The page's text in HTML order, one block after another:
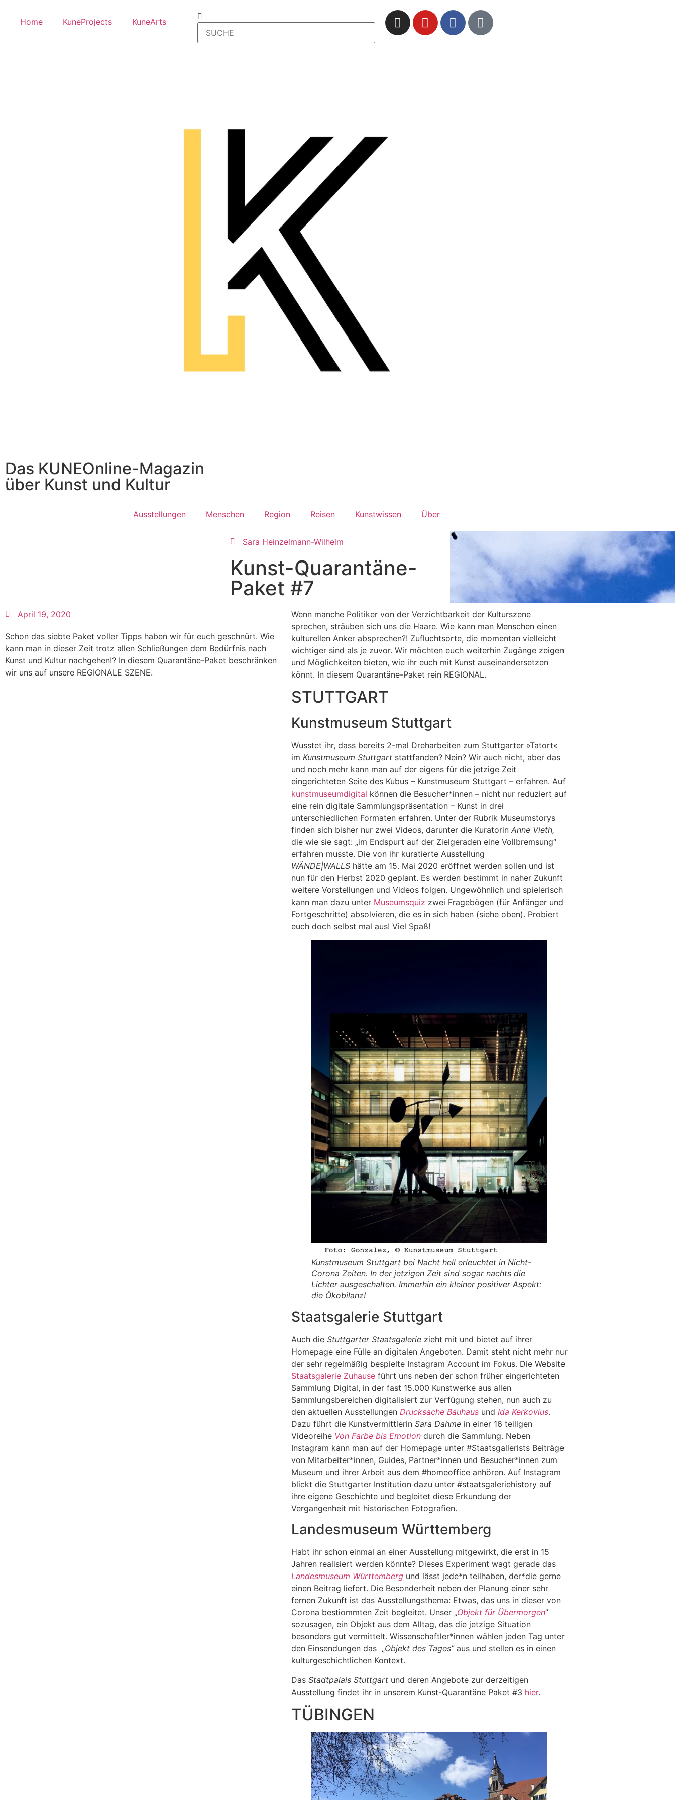
Home KuneProjects KuneArts
Das KUNEOnline-Magazin
über Kunst und Kultur
Ausstellungen Menschen Region Reisen Kunstwissen Über
Sara Heinzelmann-Wilhelm
Kunst-Quarantäne-
Paket #7
April 19, 2020
Schon das siebte Paket voller Tipps haben wir für euch geschnürt. Wie
kann man in dieser Zeit trotz allen Schließungen dem Bedürfnis nach
Kunst und Kultur nachgehen!? In diesem Quarantäne-Paket beschränken
wir uns auf unsere REGIONALE SZENE.
Wenn manche Politiker von der Verzichtbarkeit der Kulturszene
sprechen, sträuben sich uns die Haare. Wie kann man Menschen einen
kulturellen Anker absprechen?! Zufluchtsorte, die momentan vielleicht
wichtiger sind als je zuvor. Wir möchten euch weiterhin Zugänge zeigen
und Möglichkeiten bieten, wie ihr euch mit Kunst auseinandersetzen
könnt. In diesem Quarantäne-Paket rein REGIONAL.
STUTTGART
Kunstmuseum Stuttgart
Wusstet ihr, dass bereits 2-mal Dreharbeiten zum Stuttgarter »Tatort«
im Kunstmuseum Stuttgart stattfanden? Nein? Wir auch nicht, aber das
und noch mehr kann man auf der eigens für die jetzige Zeit
eingerichteten Seite des Kubus – Kunstmuseum Stuttgart – erfahren. Auf
kunstmuseumdigital können die Besucher*innen – nicht nur reduziert auf
eine rein digitale Sammlungspräsentation – Kunst in drei
unterschiedlichen Formaten erfahren. Unter der Rubrik Museumstorys
finden sich bisher nur zwei Videos, darunter die Kuratorin Anne Vieth,
die wie sie sagt: „im Endspurt auf der Zielgeraden eine Vollbremsung“
erfahren musste. Die von ihr kuratierte Ausstellung
WÄNDE|WALLS hätte am 15. Mai 2020 eröffnet werden sollen und ist
nun für den Herbst 2020 geplant. Es werden bestimmt in naher Zukunft
weitere Vorstellungen und Videos folgen. Ungewöhnlich und spielerisch
kann man dazu unter Museumsquiz zwei Fragebögen (für Anfänger und
Fortgeschritte) absolvieren, die es in sich haben (siehe oben). Probiert
euch doch selbst mal aus! Viel Spaß!
Kunstmuseum Stuttgart bei Nacht hell erleuchtet in Nicht-
Corona Zeiten. In der jetzigen Zeit sind sogar nachts die
Lichter ausgeschalten. Immerhin ein kleiner positiver Aspekt:
die Ökobilanz!
Staatsgalerie Stuttgart
Auch die Stuttgarter Staatsgalerie zieht mit und bietet auf ihrer
Homepage eine Fülle an digitalen Angeboten. Damit steht nicht mehr nur
der sehr regelmäßig bespielte Instagram Account im Fokus. Die Website
Staatsgalerie Zuhause führt uns neben der schon früher eingerichteten
Sammlung Digital, in der fast 15.000 Kunstwerke aus allen
Sammlungsbereichen digitalisiert zur Verfügung stehen, nun auch zu
den aktuellen Ausstellungen Drucksache Bauhaus und Ida Kerkovius.
Dazu führt die Kunstvermittlerin Sara Dahme in einer 16 teiligen
Videoreihe Von Farbe bis Emotion durch die Sammlung. Neben
Instagram kann man auf der Homepage unter #Staatsgallerists Beiträge
von Mitarbeiter*innen, Guides, Partner*innen und Besucher*innen zum
Museum und ihrer Arbeit aus dem #homeoffice anhören. Auf Instagram
blickt die Stuttgarter Institution dazu unter #staatsgaleriehistory auf
ihre eigene Geschichte und begleitet diese Erkundung der
Vergangenheit mit historischen Fotografien.
Landesmuseum Württemberg
Habt ihr schon einmal an einer Ausstellung mitgewirkt, die erst in 15
Jahren realisiert werden könnte? Dieses Experiment wagt gerade das
Landesmuseum Württemberg und lässt jede*n teilhaben, der*die gerne
einen Beitrag liefert. Die Besonderheit neben der Planung einer sehr
fernen Zukunft ist das Ausstellungsthema: Etwas, das uns in dieser von
Corona bestiommten Zeit begleitet. Unser „Objekt für Übermorgen”
sozusagen, ein Objekt aus dem Alltag, das die jetzige Situation
besonders gut vermittelt. Wissenschaftler*innen wählen jeden Tag unter
den Einsendungen das „Objekt des Tages”aus und stellen es in einen
kulturgeschichtlichen Kontext.
Das Stadtpalais Stuttgart und deren Angebote zur derzeitigen
Ausstellung findet ihr in unserem Kunst-Quarantäne Paket #3 hier.
TÜBINGEN